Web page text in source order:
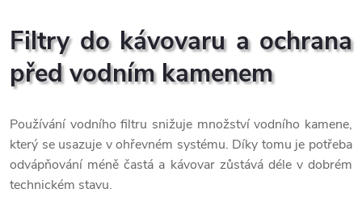
Filtry do kávovaru a ochrana
před vodním kamenem
Používání vodního filtru snižuje množství vodního kamene,
který se usazuje v ohřevném systému. Díky tomu je potřeba
odvápňování méně častá a kávovar zůstává déle v dobrém
technickém stavu.